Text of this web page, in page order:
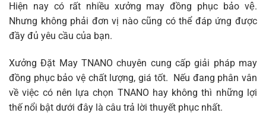
Hiện nay có rất nhiều xưởng may đồng phục bảo vệ.
Nhưng không phải đơn vị nào cũng có thể đáp ứng được
đầy đủ yêu cầu của bạn.
Xưởng Đặt May TNANO chuyên cung cấp giải pháp may
đồng phục bảo vệ chất lượng, giá tốt. Nếu đang phân vân
về việc có nên lựa chọn TNANO hay không thì những lợi
thế nổi bật dưới đây là câu trả lời thuyết phục nhất.